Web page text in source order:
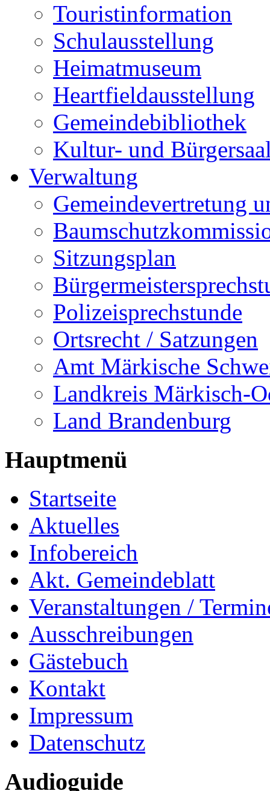
Touristinformation
Schulausstellung
Heimatmuseum
Heartfieldausstellung
Gemeindebibliothek
Kultur- und
Verwaltung
Gemeindevertretung
Sitzungsplan
Polizeisprechstunde
Ortsrecht / Satzungen
Amt Märkische
Landkreis Märkisch-
Land Brandenburg
Hauptmenü
Startseite
Aktuelles
Infobereich
Akt. Gemeindeblatt
Veranstaltungen /
Ausschreibungen
Gästebuch
Kontakt
Impressum
Datenschutz
Audioguide